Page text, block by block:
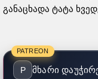
განაცხადა ტატა
PATREON
P მხარი